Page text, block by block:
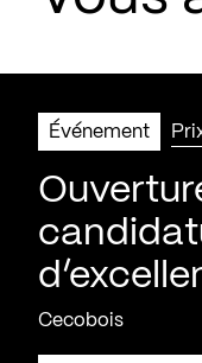
Événement
Cecobois